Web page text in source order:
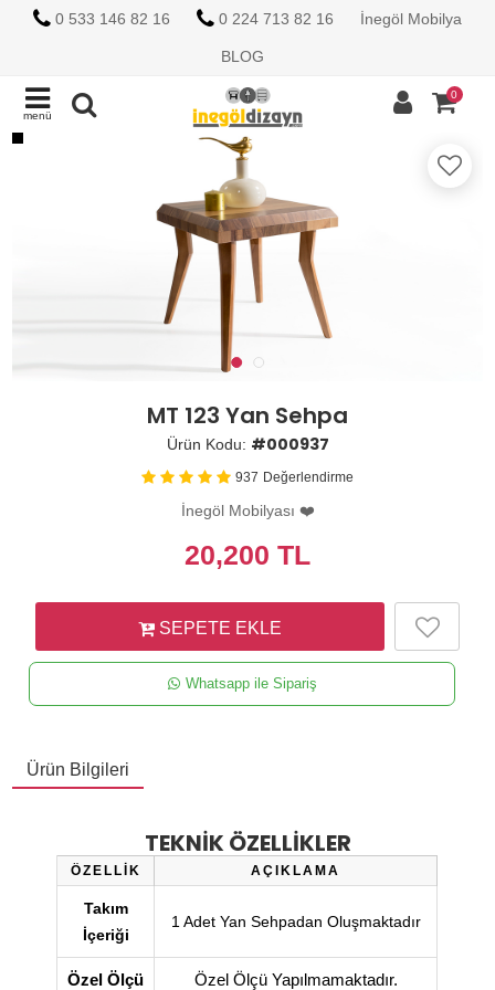
0 533 146 82 16 0 224 713 82 16 İnegöl Mobilya
BLOG
menü
0
MT 123 Yan Sehpa
Ürün Kodu: #000937
937 Değerlendirme
İnegöl Mobilyası ❤️
20,200 TL
SEPETE EKLE
Whatsapp ile Sipariş
Ürün Bilgileri
TEKNİK ÖZELLİKLER
ÖZELLİK AÇIKLAMA
Takım
İçeriği
1 Adet Yan Sehpadan Oluşmaktadır
Özel Ölçü Özel Ölçü Yapılmamaktadır.